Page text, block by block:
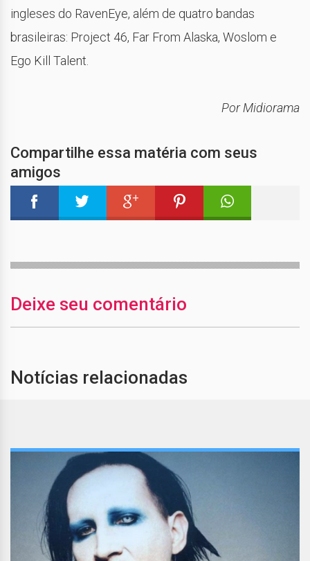
ingleses do RavenEye, além de quatro bandas
brasileiras: Project 46, Far From Alaska, Woslom e
Ego Kill Talent.
Por Midiorama
Compartilhe essa matéria com seus
amigos
Deixe seu comentário
Notícias relacionadas